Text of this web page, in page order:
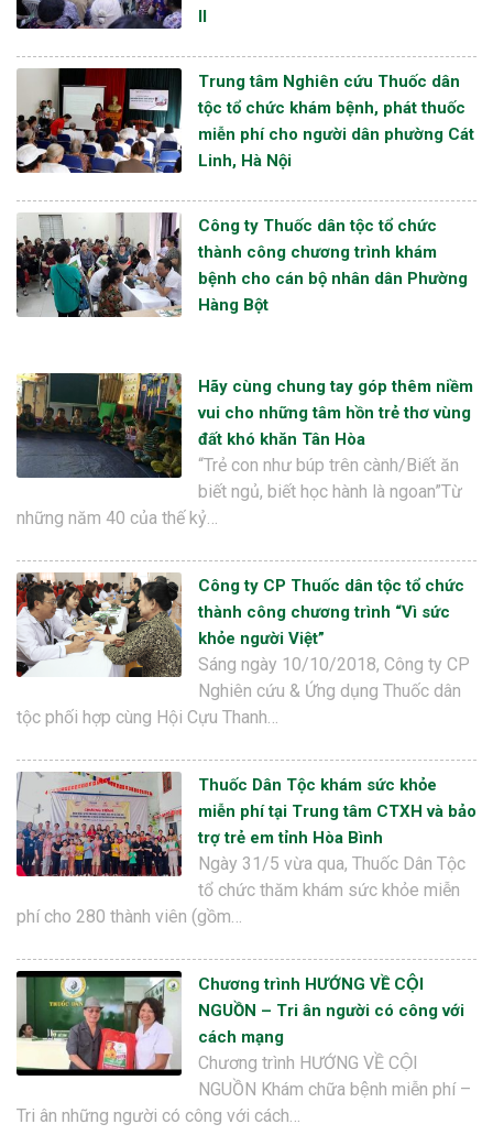
II
Trung tâm Nghiên cứu Thuốc dân
tộc tổ chức khám bệnh, phát thuốc
miễn phí cho người dân phường Cát
Linh, Hà Nội
Công ty Thuốc dân tộc tổ chức
thành công chương trình khám
bệnh cho cán bộ nhân dân Phường
Hàng Bột
Hãy cùng chung tay góp thêm niềm
vui cho những tâm hồn trẻ thơ vùng
đất khó khăn Tân Hòa
“Trẻ con như búp trên cành/Biết ăn
biết ngủ, biết học hành là ngoan”Từ
những năm 40 của thế kỷ…
Công ty CP Thuốc dân tộc tổ chức
thành công chương trình “Vì sức
khỏe người Việt”
Sáng ngày 10/10/2018, Công ty CP
Nghiên cứu & Ứng dụng Thuốc dân
tộc phối hợp cùng Hội Cựu Thanh…
Thuốc Dân Tộc khám sức khỏe
miễn phí tại Trung tâm CTXH và bảo
trợ trẻ em tỉnh Hòa Bình
Ngày 31/5 vừa qua, Thuốc Dân Tộc
tổ chức thăm khám sức khỏe miễn
phí cho 280 thành viên (gồm…
Chương trình HƯỚNG VỀ CỘI
NGUỒN – Tri ân người có công với
cách mạng
Chương trình HƯỚNG VỀ CỘI
NGUỒN Khám chữa bệnh miễn phí –
Tri ân những người có công với cách…